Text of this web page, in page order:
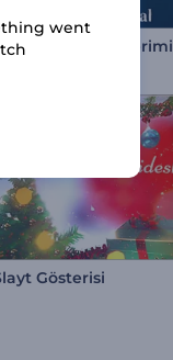
Logo Gösterimi
Gösterisi
went